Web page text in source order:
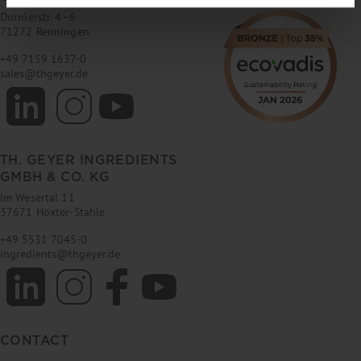
Dornierstr. 4–6
71272 Renningen
+49 7159 1637-0
sales@thgeyer.de
TH. GEYER INGREDIENTS
GMBH & CO. KG
Im Wesertal 11
37671 Höxter-Stahle
+49 5531 7045-0
ingredients@thgeyer.de
CONTACT